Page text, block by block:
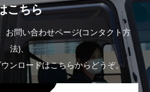
こちら
お問い合わせページ(コンタクト方
法)、
ンロードはこちらからどうぞ。